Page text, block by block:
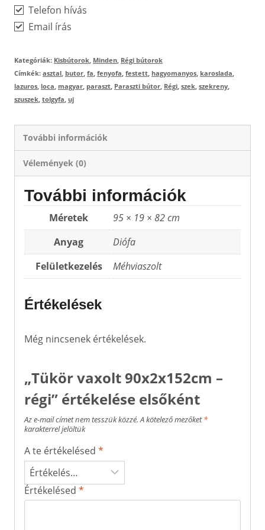
Telefon hívás
Email írás
Kategóriák: Kisbútorok Minden Régi bútorok
Címkék: asztal butor fa fenyofa festett hagyomanyos karoslada
lazuros loca magyar paraszt Paraszti bútor Régi szek szekreny
szuszek tolgyfa uj
További információk
Vélemények (0)
További információk
Méretek
95 × 19 × 82 cm
Anyag
Diófa
Felületkezelés
Méhviaszolt
Értékelések
Még nincsenek értékelések.
„Tükör vaxolt 90x2x152cm –
régi” értékelése elsőként
Az e-mail címet nem tesszük közzé. A kötelező mezőket*
karakterrel jelöltük
A te értékelésed *
Értékelésed *